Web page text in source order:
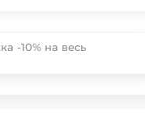
-10% на весь